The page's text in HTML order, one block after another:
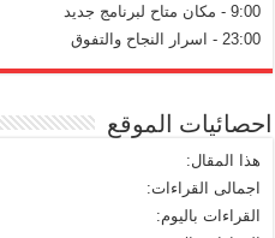
9:00 - مكان متاح لبرنامج جديد
23:00 - اسرار النجاح والتفوق
احصائيات الموقع
هذا المقال:
اجمالى القراءات:
القراءات باليوم: